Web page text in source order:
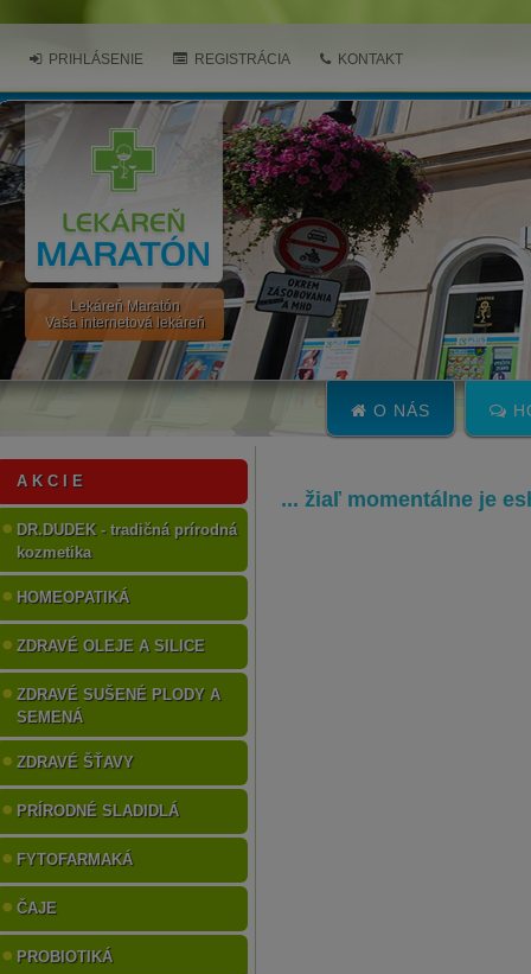
Lekáreň Maratón
Vaša internetová lekáreň
PRIHLÁSENIE REGISTRÁCIA KONTAKT
O NÁS
A K C I E
DR.DUDEK - tradičná prírodná
kozmetika
HOMEOPATIKÁ
ZDRAVÉ OLEJE A SILICE
ZDRAVÉ SUŠENÉ PLODY A
SEMENÁ
ZDRAVÉ ŠŤAVY
PRÍRODNÉ SLADIDLÁ
FYTOFARMAKÁ
ČAJE
PROBIOTIKÁ
... žiaľ momentálne je